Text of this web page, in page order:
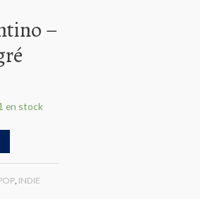
‎–
en stock
INDIE